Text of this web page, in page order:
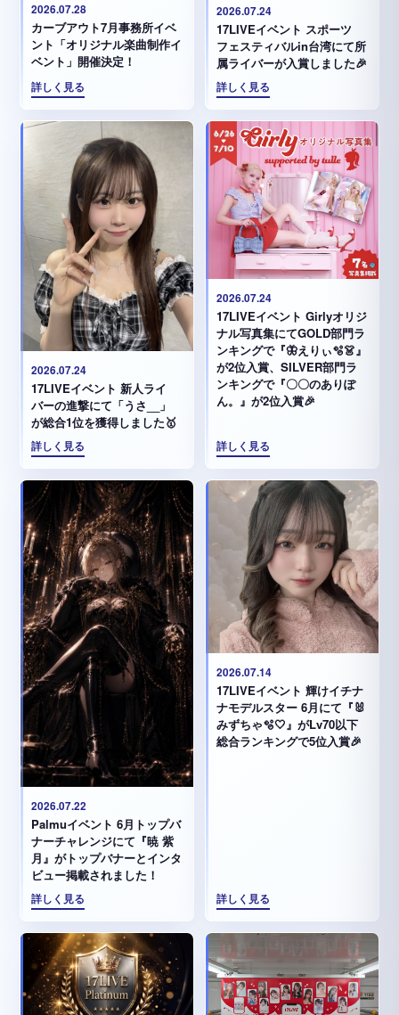
2026.07.28
カーブアウト7月事務所イベ
ント「オリジナル楽曲制作イ
ベント」開催決定！
詳しく見る
2026.07.24
17LIVEイベント スポーツ
フェスティバルin台湾にて所
属ライバーが入賞しました🎉
詳しく見る
2026.07.24
17LIVEイベント 新人ライ
バーの進撃にて「うさ__」
が総合1位を獲得しました🥇
詳しく見る
2026.07.24
17LIVEイベント Girlyオリジ
ナル写真集にてGOLD部門ラ
ンキングで『🦋えりぃ🫧👗』
が2位入賞、SILVER部門ラ
ンキングで『〇〇のありぽ
ん。』が2位入賞🎉
詳しく見る
2026.07.22
Palmuイベント 6月トップバ
ナーチャレンジにて『暁 紫
月』がトップバナーとインタ
ビュー掲載されました！
詳しく見る
2026.07.14
17LIVEイベント 輝けイチナ
ナモデルスター 6月にて『🐰
みずちゃ️🫧🤍』がLv70以下
総合ランキングで5位入賞🎉
詳しく見る